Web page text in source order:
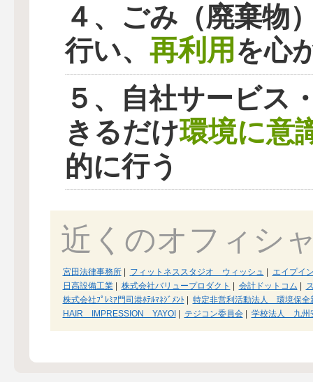
４、ごみ（廃棄物
行い、 再利用 を心
５、自社サービス
きるだけ環境に意
的に行う
近くのオフィシ
宮田法律事務所| フィットネススタジオ ウィッシュ | エイプイ
日高設備工業| 株式会社バリュープロダクト | 会計ドットコム |
株式会社ﾌﾟﾚﾐｱ門司港ﾎﾃﾙﾏﾈｼﾞﾒﾝﾄ| 特定非営利活動法人 環境保全
HAIR IMPRESSION YAYOI| テジコン委員会| 学校法人 九州